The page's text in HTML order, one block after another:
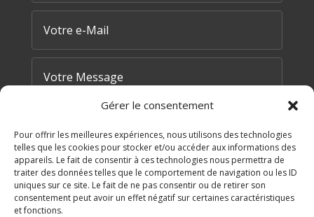
Gérer le consentement
Pour offrir les meilleures expériences, nous utilisons des technologies
telles que les cookies pour stocker et/ou accéder aux informations des
appareils. Le fait de consentir à ces technologies nous permettra de
traiter des données telles que le comportement de navigation ou les ID
uniques sur ce site. Le fait de ne pas consentir ou de retirer son
consentement peut avoir un effet négatif sur certaines caractéristiques
et fonctions.
6 + 4= ENVOYER MA DEMANDE